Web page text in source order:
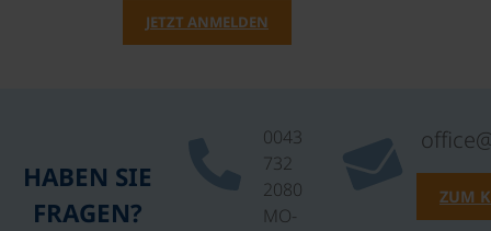
JETZT ANMELDEN
HABEN SIE
FRAGEN?
0043
732
2080
MO-
ZUM